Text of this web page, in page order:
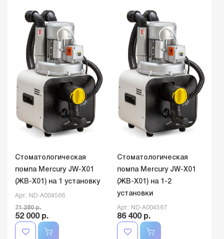
Стоматологическая
помпа Mercury JW-X01
(ЖВ-Х01) на 1 установку
Арт.: ND-A004566
71 280 р.
52 000 р.
Стоматологическая
помпа Mercury JW-X01
(ЖВ-Х01) на 1-2
установки
Арт.: ND-A004567
86 400 р.